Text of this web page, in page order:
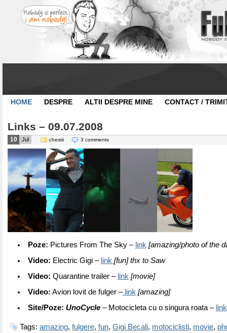
HOME DESPRE ALTII DESPRE MINE CONTACT /
Links – 09.07.2008
10 Jul chestii 3 comments
Poze: Pictures From The Sky – link [amazing/photo of the
Video: Electric Gigi – link [fun] thx to Saw
Video: Quarantine trailer – link [movie]
Video: Avion lovit de fulger –link [amazing]
Site/Poze: UnoCycle– Motocicleta cu o singura roata – link
Tags: amazing, fulgere, fun, Gigi Becali, motociclisti, movie,